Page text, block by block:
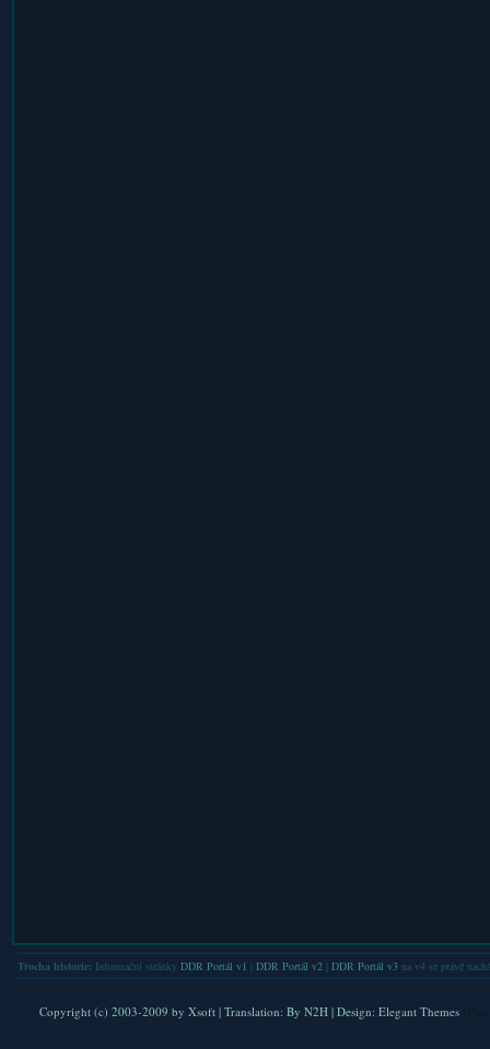
Trocha historie: Informační stránky DDR Portál v1 DDR Portál v2| DDR Portál v3na v4 se právě
Copyright (c) 2003-2009 by Xsoft| Translation: By N2H| Design: Elegant Themes